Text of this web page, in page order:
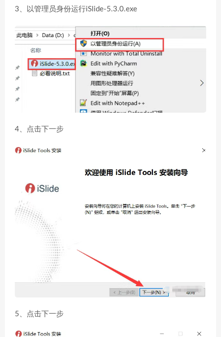
3、以管理员身份运行iSlide-5.3.0.exe
4、点击下一步
5、点击下一步